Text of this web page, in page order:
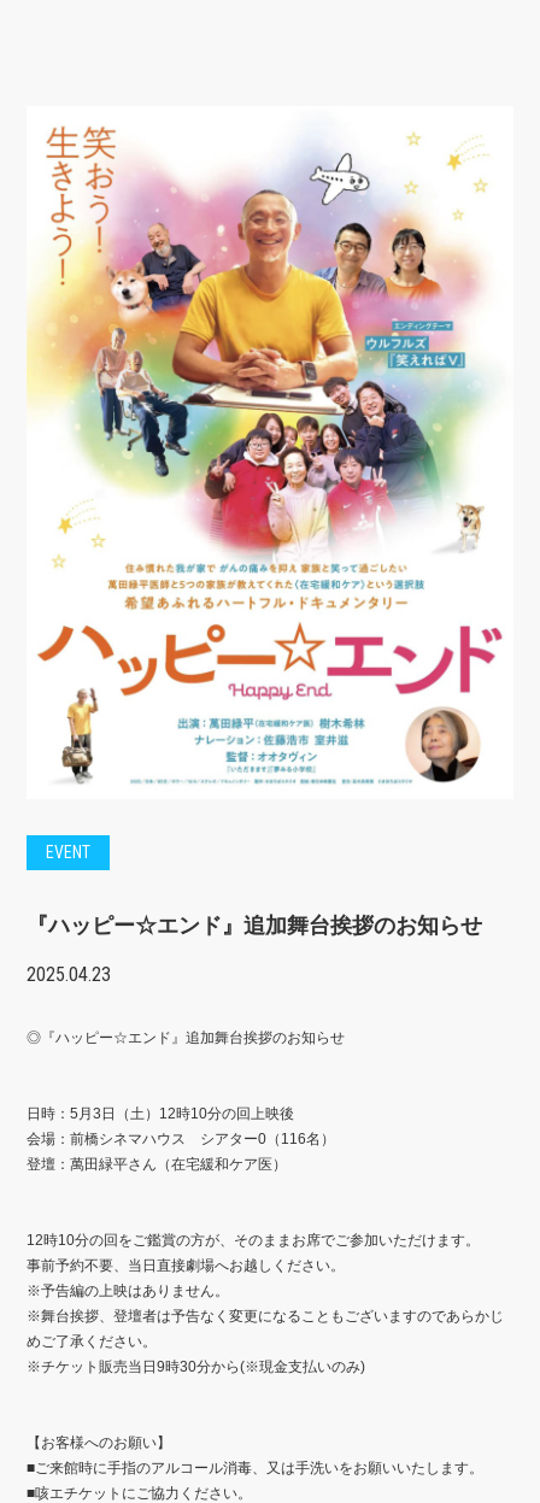
EVENT
『ハッピー☆エンド』追加舞台挨拶のお知らせ
2025.04.23
◎『ハッピー☆エンド』追加舞台挨拶のお知らせ
日時：5月3日（土）12時10分の回上映後
会場：前橋シネマハウス シアター0（116名）
登壇：萬田緑平さん（在宅緩和ケア医）
12時10分の回をご鑑賞の方が、そのままお席でご参加いただけます。
事前予約不要、当日直接劇場へお越しください。
※予告編の上映はありません。
※舞台挨拶、登壇者は予告なく変更になることもございますのであらかじ
めご了承ください。
※チケット販売当日9時30分から(※現金支払いのみ)
【お客様へのお願い】
■ご来館時に手指のアルコール消毒、又は手洗いをお願いいたします。
■咳エチケットにご協力ください。